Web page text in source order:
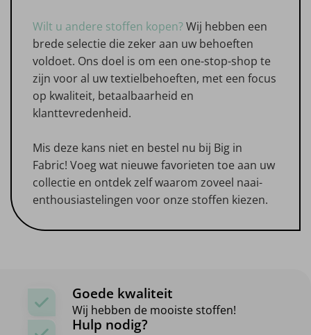
Wilt u andere stoffen kopen?Wij hebben een
brede selectie die zeker aan uw behoeften
voldoet. Ons doel is om een one-stop-shop te
zijn voor al uw textielbehoeften, met een focus
op kwaliteit, betaalbaarheid en
klanttevredenheid.
Mis deze kans niet en bestel nu bij Big in
Fabric! Voeg wat nieuwe favorieten toe aan uw
collectie en ontdek zelf waarom zoveel naai-
enthousiastelingen voor onze stoffen kiezen.
Goede kwaliteit
Wij hebben de mooiste stoffen!
Hulp nodig?